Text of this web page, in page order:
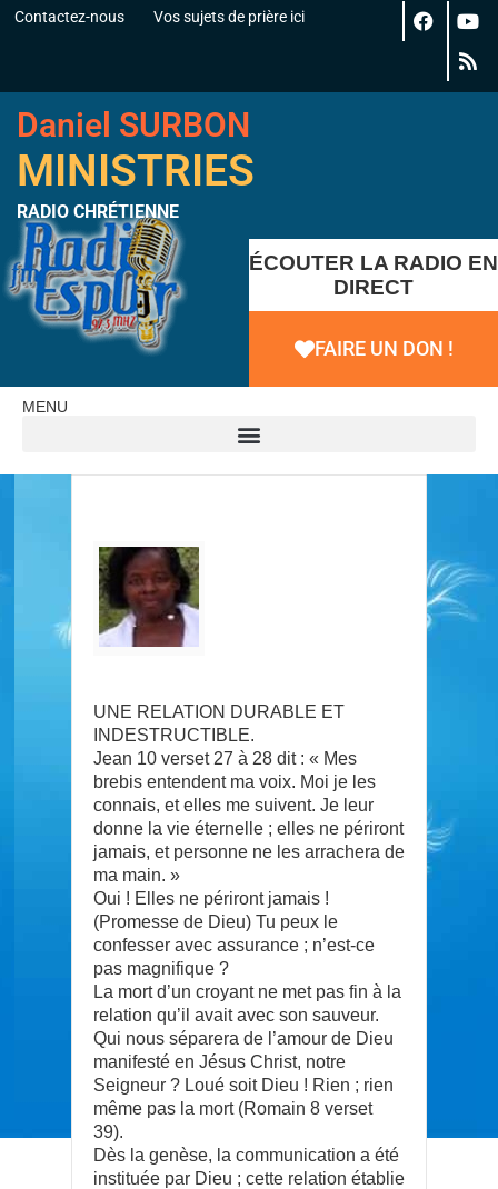
Contactez-nous Vos sujets de prière ici
Daniel SURBON
MINISTRIES
RADIO CHRÉTIENNE
ÉCOUTER LA RADIO EN
DIRECT
FAIRE UN DON !
UNE RELATION DURABLE ET
INDESTRUCTIBLE.
Jean 10 verset 27 à 28 dit : « Mes
brebis entendent ma voix. Moi je les
connais, et elles me suivent. Je leur
donne la vie éternelle ; elles ne périront
jamais, et personne ne les arrachera de
ma main. »
Oui ! Elles ne périront jamais !
(Promesse de Dieu) Tu peux le
confesser avec assurance ; n’est-ce
pas magnifique ?
La mort d’un croyant ne met pas fin à la
relation qu’il avait avec son sauveur.
Qui nous séparera de l’amour de Dieu
manifesté en Jésus Christ, notre
Seigneur ? Loué soit Dieu ! Rien ; rien
même pas la mort (Romain 8 verset
39).
Dès la genèse, la communication a été
instituée par Dieu ; cette relation établie